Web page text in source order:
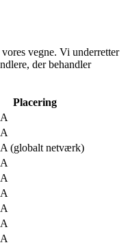
vegne. Vi underretter
der behandler
Placering
(globalt netværk)